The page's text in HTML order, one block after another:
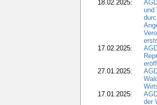
18.02.2025:
und
17.02.2025:
27.01.2025:
17.01.2025:
der